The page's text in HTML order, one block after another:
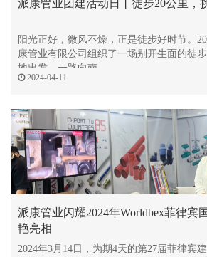
派康管业团建活动日丨徒步20公里，
阳光正好，微风不燥，正是徒步好时节。
康管业有限公司组织了一场别开生面的徒
地出发，一路向南，
2024-04-11
派康管业闪耀2024年Worldbex菲律宾
艳亮相
2024年3月14日，为期4天的第27届菲律宾